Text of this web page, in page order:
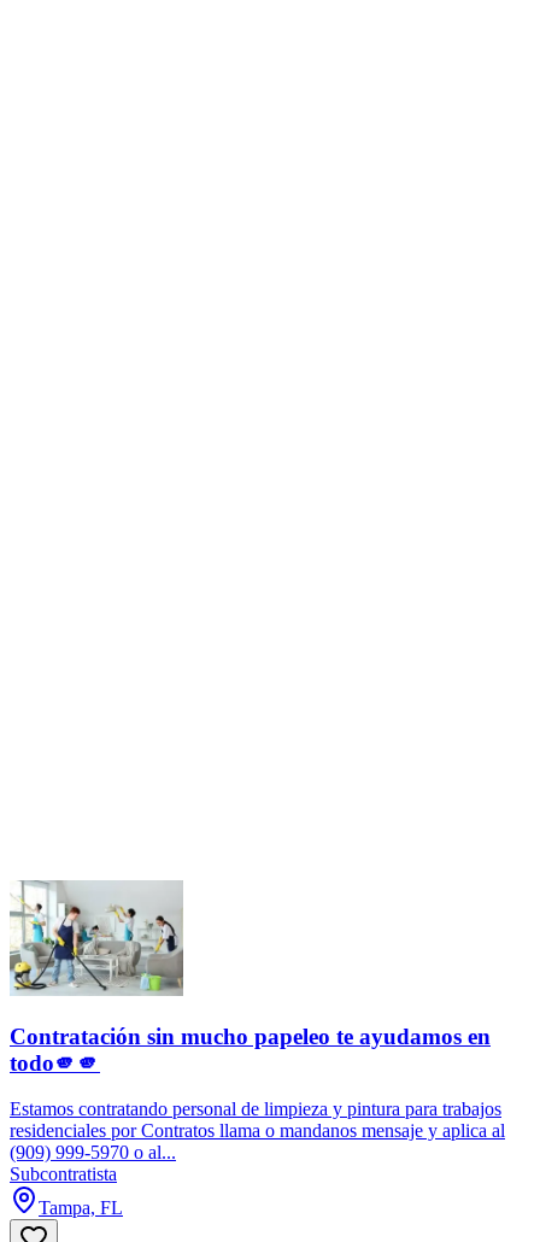
Contratación sin mucho papeleo te ayudamos en
todo🫵🫵
Estamos contratando personal de limpieza y pintura para trabajos
residenciales por Contratos llama o mandanos mensaje y aplica al
(909) 999-5970 o al...
Subcontratista
Tampa, FL